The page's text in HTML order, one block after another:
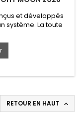
et développés
système. La toute
OverDrive Aero est
selon les modèles,
entretoises de
parfaite de la
RETOUR EN HAUT 